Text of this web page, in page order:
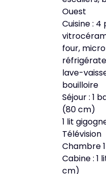
Ouest
Cuisine : 4
four,
lave-
bouilloire
Séjour : 1
(80 cm)
1 lit
Télévision
Chambre
Cabine : 1
cm)